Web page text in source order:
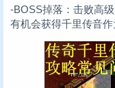
-BOSS掉落：击败高
有机会获得千里传音作